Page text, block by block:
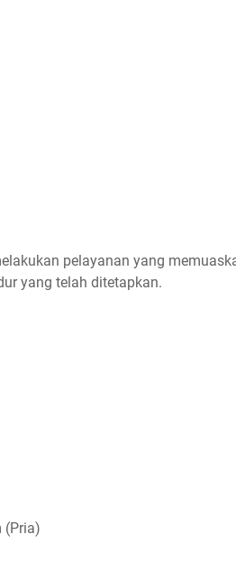
pelayanan yang
yang telah ditetapkan.
(Pria)